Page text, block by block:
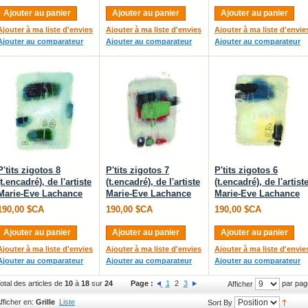
Ajouter au panier
à ma liste d'envies
au comparateur
Ajouter au panier
Ajouter à ma liste d'envies
Ajouter au comparateur
Ajouter au panier
Ajouter à ma liste
Ajouter au comparateur
zigotos 8
de l'artiste
Eve Lachance
$CA
Ajouter au panier
à ma liste d'envies
au comparateur
P'tits zigotos 7
(t.encadré), de l'artiste
Marie-Eve Lachance
190,00 $CA
Ajouter au panier
Ajouter à ma liste d'envies
Ajouter au comparateur
P'tits zigotos 6
(t.encadré), de l'artiste
Marie-Eve Lachance
190,00 $CA
Ajouter au panier
Ajouter à ma liste
Ajouter au comparateur
des articles de 10 à 18 sur 24 Afficher par
Page : 1 2 3
en: Grille Liste Sort By